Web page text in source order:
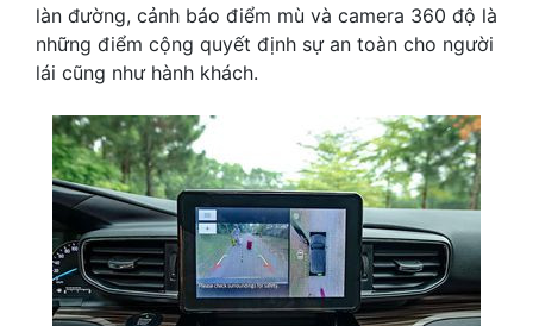
làn đường, cảnh báo điểm mù và camera 360 độ là
những điểm cộng quyết định sự an toàn cho người
lái cũng như hành khách.